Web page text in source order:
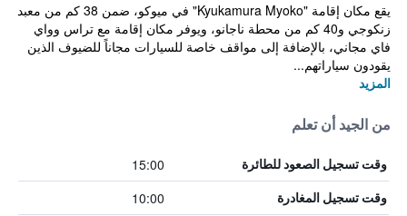
يقع مكان إقامة "Kyukamura Myoko" في ميوكو، ضمن 38 كم من معبد
زنكوجي و40 كم من محطة ناجانو، ويوفر مكان إقامة مع تراس وواي
فاي مجاني، بالإضافة إلى مواقف خاصة للسيارات مجاناً للضيوف الذين
يقودون سياراتهم...
المزيد
من الجيد أن تعلم
وقت تسجيل الصعود للطائرة 15:00
وقت تسجيل المغادرة 10:00